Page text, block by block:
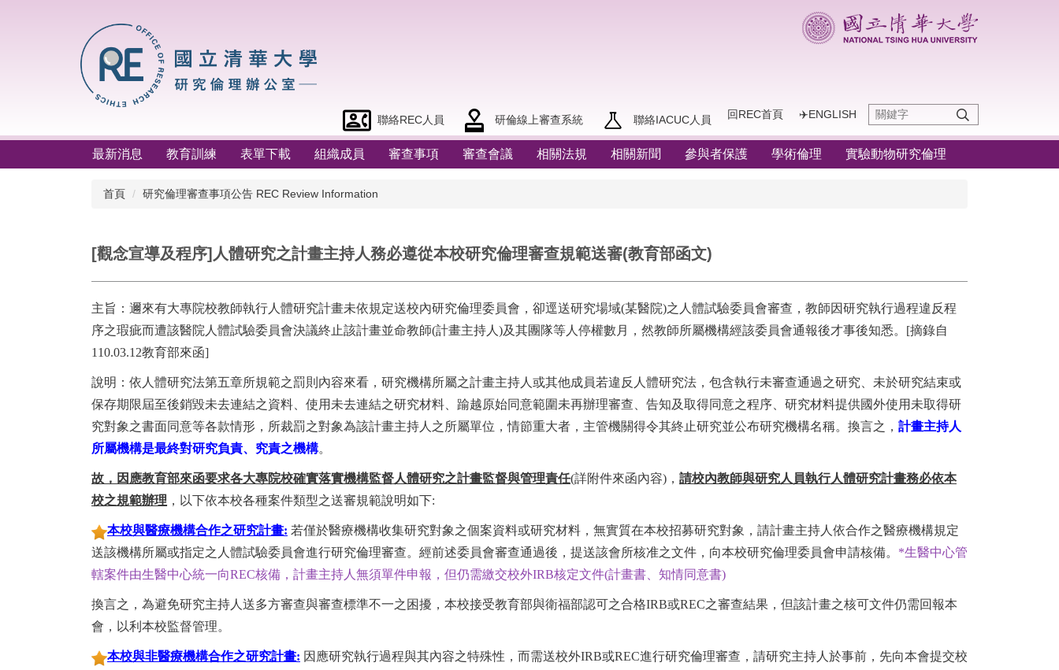
聯絡REC人員 研倫線上審查系統 聯絡IACUC人員 回REC首頁 ✈️ENGLISH
最新消息 教育訓練 表單下載 組織成員 審查事項 審查會議 相關法規 相關新聞 參與者保護 學術倫理 實驗動物研究倫理
首頁 研究倫理審查事項公告 REC Review Information
[觀念宣導及程序]人體研究之計畫主持人務必遵從本校研究倫理審查規範送審(教育部函文)
主旨：邇來有大專院校教師執行人體研究計畫未依規定送校內研究倫理委員會，卻逕送研究場域(某醫院)之人體試驗委員會審查，教師因研究執行過程違反程
序之瑕疵而遭該醫院人體試驗委員會決議終止該計畫並命教師(計畫主持人)及其團隊等人停權數月，然教師所屬機構經該委員會通報後才事後知悉。[摘錄自
110.03.12教育部來函]
說明：依人體研究法第五章所規範之罰則內容來看，研究機構所屬之計畫主持人或其他成員若違反人體研究法，包含執行未審查通過之研究、未於研究結束或
保存期限屆至後銷毀未去連結之資料、使用未去連結之研究材料、踰越原始同意範圍未再辦理審查、告知及取得同意之程序、研究材料提供國外使用未取得研
究對象之書面同意等各款情形，所裁罰之對象為該計畫主持人之所屬單位，情節重大者，主管機關得令其終止研究並公布研究機構名稱。換言之， 計畫主持人
所屬機構是最終對研究負責、究責之機構。
故，因應教育部來函要求各大專院校確實落實機構監督人體研究之計畫監督與管理責任(詳附件來函內容)， 請校內教師與研究人員執行人體研究計畫務必依本
校之規範辦理 ，以下依本校各種案件類型之送審規範說明如下:
本校與醫療機構合作之研究計畫: 若僅於醫療機構收集研究對象之個案資料或研究材料，無實質在本校招募研究對象，請計畫主持人依合作之醫療機構規定
送該機構所屬或指定之人體試驗委員會進行研究倫理審查。經前述委員會審查通過後，提送該會所核准之文件，向本校研究倫理委員會申請核備。 *生醫中心管
轄案件由生醫中心統一向REC核備，計畫主持人無須單件申報，但仍需繳交校外IRB核定文件(計畫書、知情同意書)
換言之，為避免研究主持人送多方審查與審查標準不一之困擾，本校接受教育部與衛福部認可之合格IRB或REC之審查結果，但該計畫之核可文件仍需回報本
會，以利本校監督管理。
本校與非醫療機構合作之研究計畫: 因應研究執行過程與其內容之特殊性，而需送校外IRB或REC進行研究倫理審查，請研究主持人於事前，先向本會提交校